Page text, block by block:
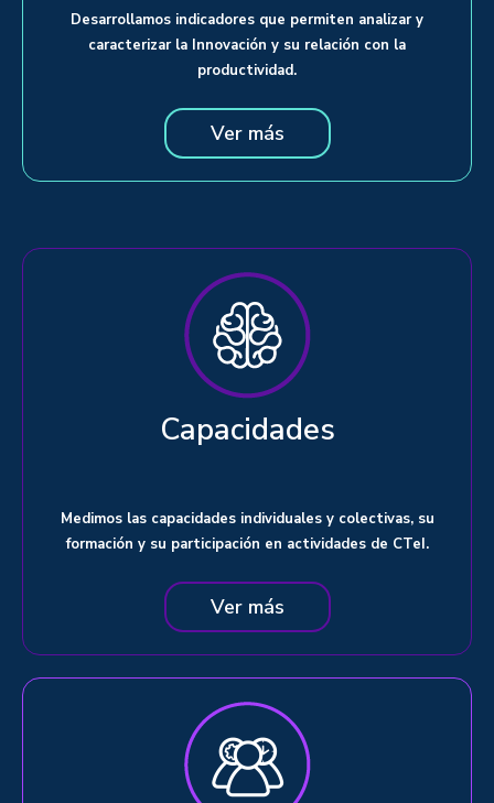
Desarrollamos indicadores que permiten analizar y
caracterizar la Innovación y su relación con la
productividad.
Ver más
Capacidades
Medimos las capacidades individuales y colectivas, su
formación y su participación en actividades de CTeI.
Ver más